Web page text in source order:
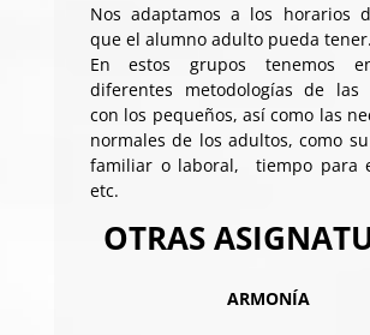
Nos adaptamos a los horarios
que el alumno adulto pueda tener.
En estos grupos tenemos
diferentes metodologías de las
con los pequeños, así como las
normales de los adultos, como
familiar o laboral, tiempo para
etc.
OTRAS
ARMONÍA